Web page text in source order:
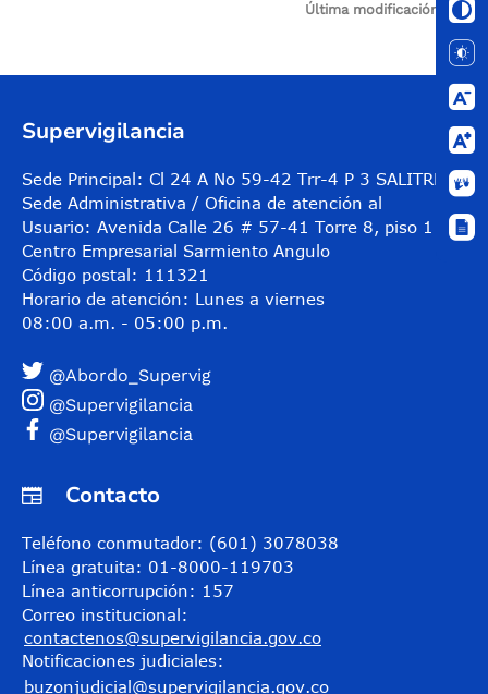
Última modificación:
N/A
Supervigilancia
Sede Principal: Cl 24 A No 59-42 Trr-4 P 3 SALITRE
Sede Administrativa / Oficina de atención al
Usuario: Avenida Calle 26 # 57-41 Torre 8, piso 11
Centro Empresarial Sarmiento Angulo
Código postal: 111321
Horario de atención: Lunes a viernes
08:00 a.m. - 05:00 p.m.
@Abordo_Supervig
@Supervigilancia
@Supervigilancia
Contacto
Teléfono conmutador: (601) 3078038
Línea gratuita: 01-8000-119703
Línea anticorrupción: 157
Correo institucional:
contactenos@supervigilancia.gov.co
Notificaciones judiciales:
buzonjudicial@supervigilancia.gov.co